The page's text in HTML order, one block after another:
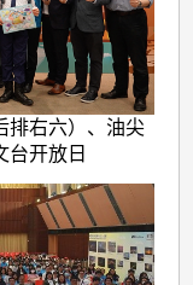
排右六）、油尖
台开放日